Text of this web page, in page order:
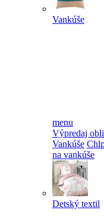
Vankúše
menu
Výpredaj
Vankúše
na vankúše
Detský textil